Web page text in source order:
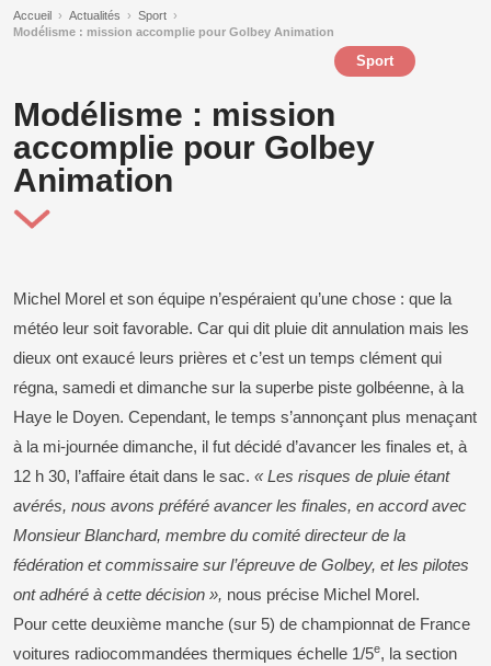
Accueil › Actualités › Sport ›
Modélisme : mission accomplie pour Golbey Animation
Sport
Modélisme : mission
accomplie pour Golbey
Animation
Michel Morel et son équipe n’espéraient qu’une chose : que la
météo leur soit favorable. Car qui dit pluie dit annulation mais les
dieux ont exaucé leurs prières et c’est un temps clément qui
régna, samedi et dimanche sur la superbe piste golbéenne, à la
Haye le Doyen. Cependant, le temps s’annonçant plus menaçant
à la mi-journée dimanche, il fut décidé d’avancer les finales et, à
12 h 30, l’affaire était dans le sac. « Les risques de pluie étant
avérés, nous avons préféré avancer les finales, en accord avec
Monsieur Blanchard, membre du comité directeur de la
fédération et commissaire sur l’épreuve de Golbey, et les pilotes
ont adhéré à cette décision », nous précise Michel Morel.
Pour cette deuxième manche (sur 5) de championnat de France
voitures radiocommandées thermiques échelle 1/5e, la section